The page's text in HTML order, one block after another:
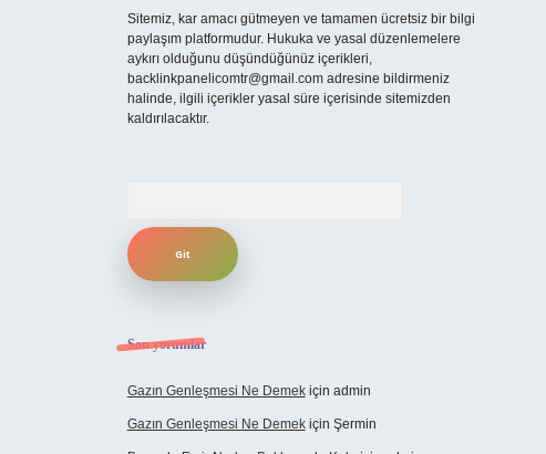
Sitemiz, kar amacı gütmeyen ve tamamen ücretsiz bir bilgi
paylaşım platformudur. Hukuka ve yasal düzenlemelere
aykırı olduğunu düşündüğünüz içerikleri,
backlinkpanelicomtr@gmail.comadresine bildirmeniz
halinde, ilgili içerikler yasal süre içerisinde sitemizden
kaldırılacaktır.
Son yorumlar
Gazın Genleşmesi Ne Demekiçin admin
Gazın Genleşmesi Ne Demekiçin Şermin